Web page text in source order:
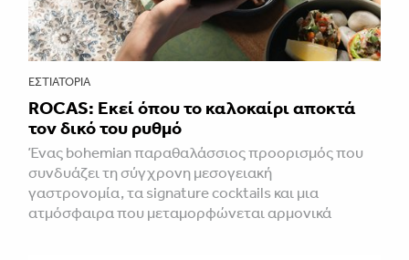
ΕΣΤΙΑΤΌΡΙΑ
ROCAS: Εκεί όπου το καλοκαίρι αποκτά
τον δικό του ρυθμό
Ένας bohemian παραθαλάσσιος προορισμός που
συνδυάζει τη σύγχρονη μεσογειακή
γαστρονομία, τα signature cocktails και μια
ατμόσφαιρα που μεταμορφώνεται αρμονικά